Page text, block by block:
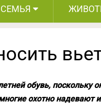
СЕМЬЯ
обувь, поскольку
охотно надевают